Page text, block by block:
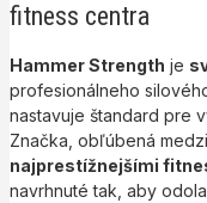
fitness centra
Hammer Strength je
profesionálneho
nastavuje štandard pre
Značka, obľúbená
najprestížnejšími
navrhnuté tak, aby